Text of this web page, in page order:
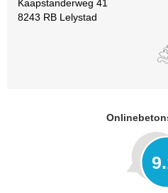
Kaapstanderweg 41
8243 RB Lelystad